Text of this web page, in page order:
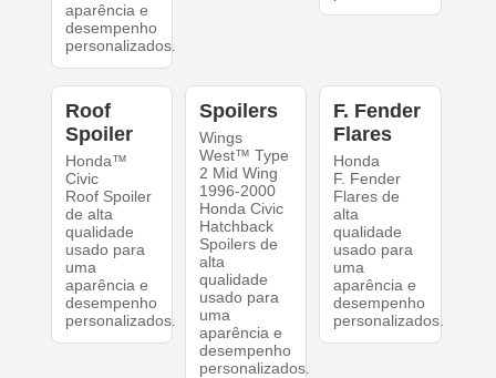
aparência e
desempenho
personalizados.
Roof
Spoiler
Honda™
Civic
Roof Spoiler
de alta
qualidade
usado para
uma
aparência e
desempenho
personalizados.
Spoilers
Wings
West™ Type
2 Mid Wing
1996-2000
Honda Civic
Hatchback
Spoilers de
alta
qualidade
usado para
uma
aparência e
desempenho
personalizados.
F. Fender
Flares
Honda
F. Fender
Flares de
alta
qualidade
usado para
uma
aparência e
desempenho
personalizados.